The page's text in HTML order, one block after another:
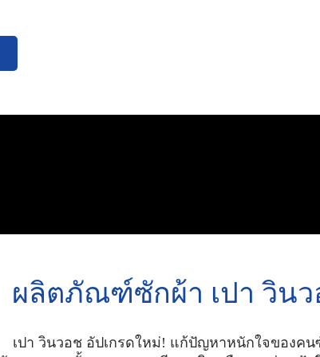
ผลิตภัณฑ์ซักผ้า เปา วิน
เปา วินวอช อัปเกรดใหม่! แก้ปัญหาหนักใจของคน